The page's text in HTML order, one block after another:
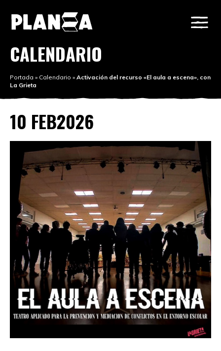
CALENDARIO
Portada » Calendario » Activación del recurso «El aula a escena», con
La Grieta
10 FEB2026